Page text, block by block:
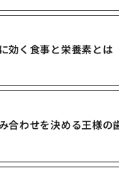
効く食事と栄養素とは
合わせを決める王様の